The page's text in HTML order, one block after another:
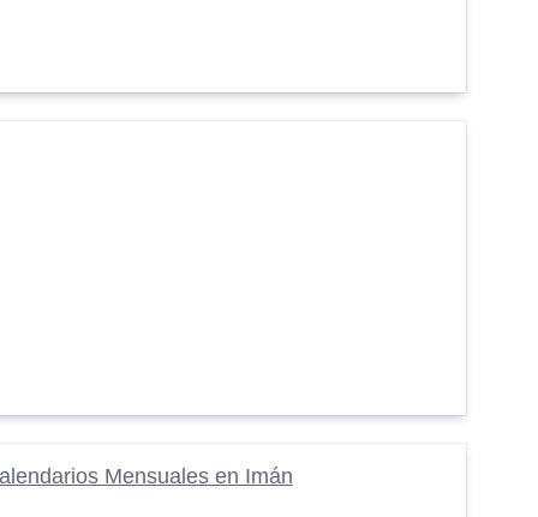
Mensuales en Imán